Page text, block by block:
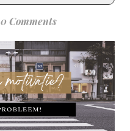
0 Comments